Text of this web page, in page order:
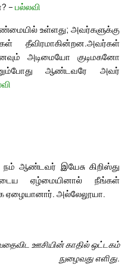
– பல்லவி
உள்ளது; அவர்களுக்கு
தீவிரமாகின்றன.அவர்கள்
அடிமையோ குடிமகனோ
ஆண்டவரே அவர்
ஆண்டவர் இயேசு கிறிஸ்து
ஏழ்மையினால் நீங்கள்
ஏழையானார். அல்லேலூயா.
ஊசியின் காதில் ஒட்டகம்
நுழைவது எளிது.